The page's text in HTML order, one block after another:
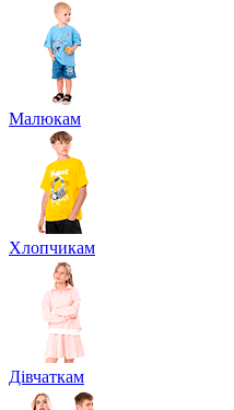
Малюкам
Хлопчикам
Дівчаткам